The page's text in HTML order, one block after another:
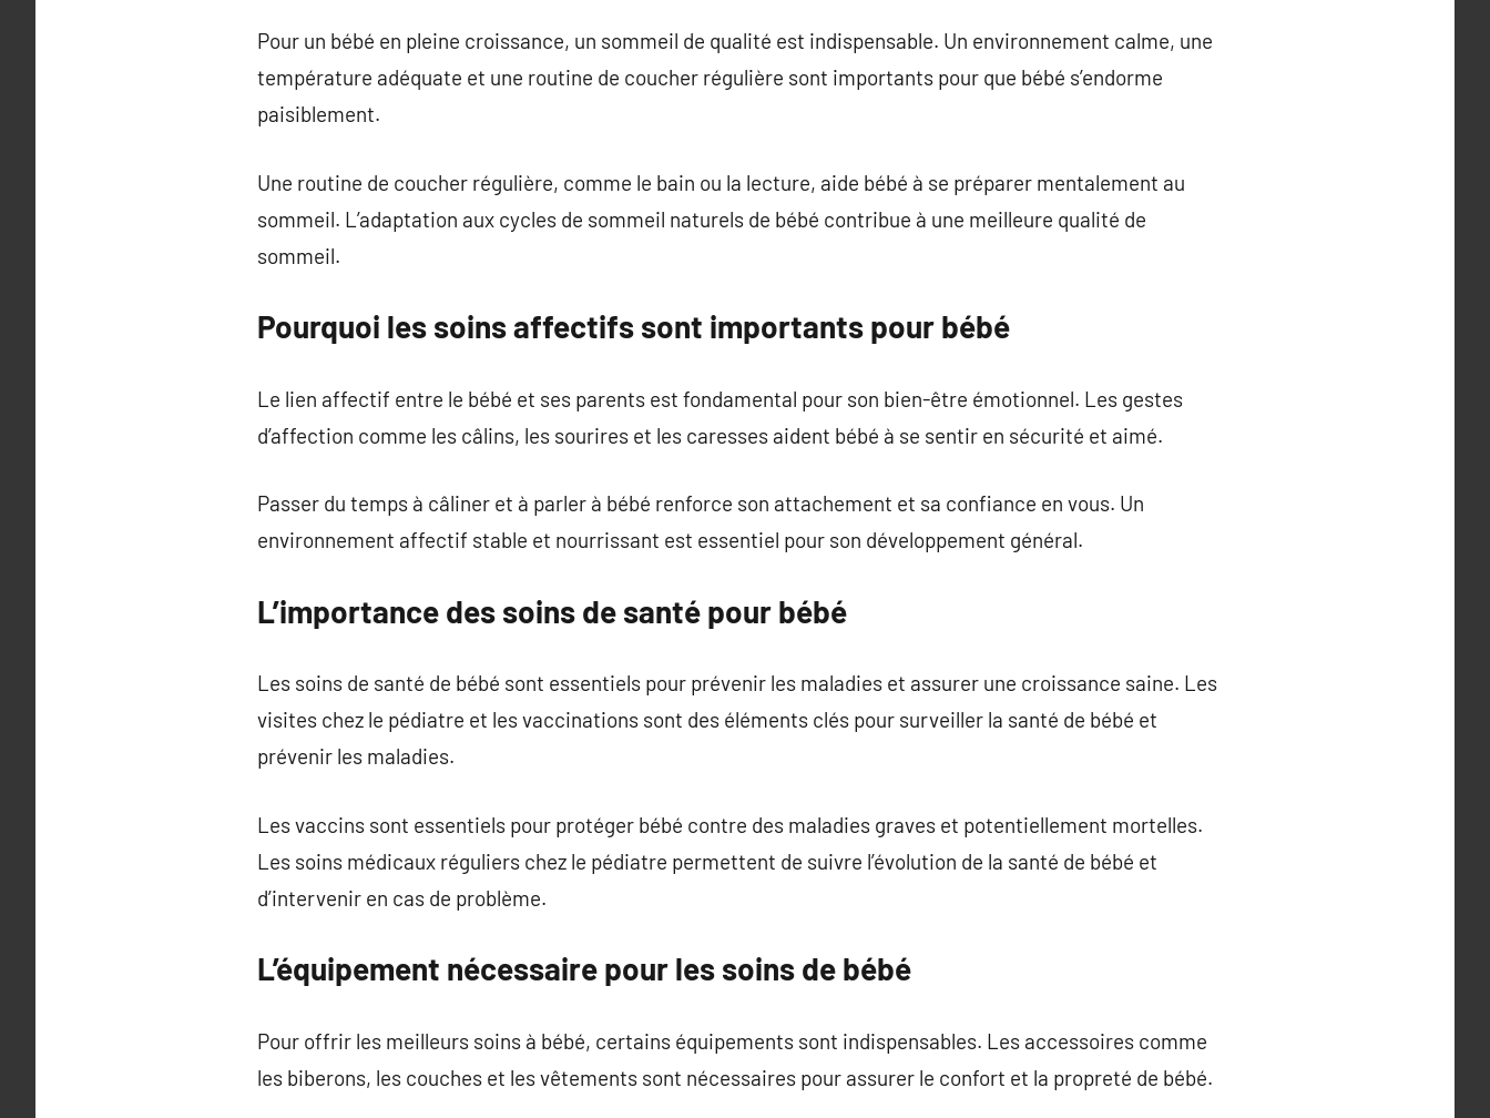
Pour un bébé en pleine croissance, un sommeil de qualité est indispensable. Un environnement calme, une
température adéquate et une routine de coucher régulière sont importants pour que bébé s’endorme
paisiblement.
Une routine de coucher régulière, comme le bain ou la lecture, aide bébé à se préparer mentalement au
sommeil. L’adaptation aux cycles de sommeil naturels de bébé contribue à une meilleure qualité de
sommeil.
Pourquoi les soins affectifs sont importants pour bébé
Le lien affectif entre le bébé et ses parents est fondamental pour son bien-être émotionnel. Les gestes
d’affection comme les câlins, les sourires et les caresses aident bébé à se sentir en sécurité et aimé.
Passer du temps à câliner et à parler à bébé renforce son attachement et sa confiance en vous. Un
environnement affectif stable et nourrissant est essentiel pour son développement général.
L’importance des soins de santé pour bébé
Les soins de santé de bébé sont essentiels pour prévenir les maladies et assurer une croissance saine. Les
visites chez le pédiatre et les vaccinations sont des éléments clés pour surveiller la santé de bébé et
prévenir les maladies.
Les vaccins sont essentiels pour protéger bébé contre des maladies graves et potentiellement mortelles.
Les soins médicaux réguliers chez le pédiatre permettent de suivre l’évolution de la santé de bébé et
d’intervenir en cas de problème.
L’équipement nécessaire pour les soins de bébé
Pour offrir les meilleurs soins à bébé, certains équipements sont indispensables. Les accessoires comme
les biberons, les couches et les vêtements sont nécessaires pour assurer le confort et la propreté de bébé.